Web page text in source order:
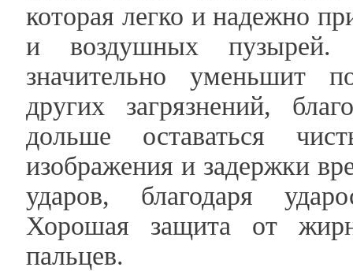
которая легко и надежно
и воздушных пузырей.
значительно уменьшит
других загрязнений,
дольше оставаться
изображения и задержки
ударов, благодаря
Хорошая защита от
пальцев.